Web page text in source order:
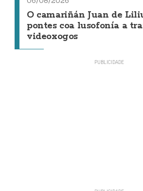
O camariñán Juan de
pontes coa lusofonía a
videoxogos